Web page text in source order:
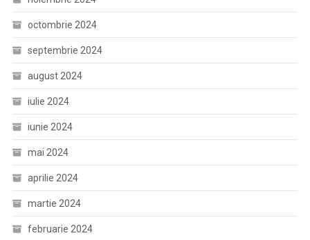
octombrie 2024
septembrie 2024
august 2024
iulie 2024
iunie 2024
mai 2024
aprilie 2024
martie 2024
februarie 2024